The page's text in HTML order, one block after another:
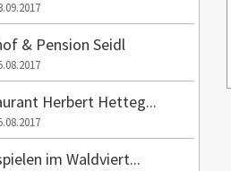
& Pension Seidl
Herbert Hetteg...
im Waldviert...